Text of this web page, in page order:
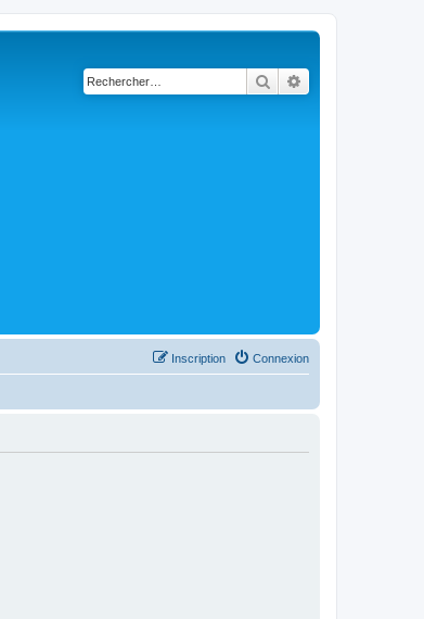
Rechercher
Connexion
Inscription